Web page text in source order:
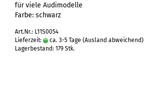
für viele Audimodelle
Farbe: schwarz
Art.Nr.: L11S0054
Lieferzeit:
ca. 3-5 Tage (Ausland abweichend)
Lagerbestand: 179 Stk.